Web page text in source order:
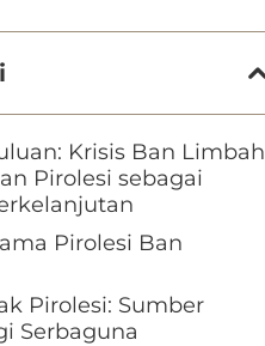
Krisis Ban Limbah
Pirolesi sebagai
Pirolesi Ban
Pirolesi: Sumber
Serbaguna